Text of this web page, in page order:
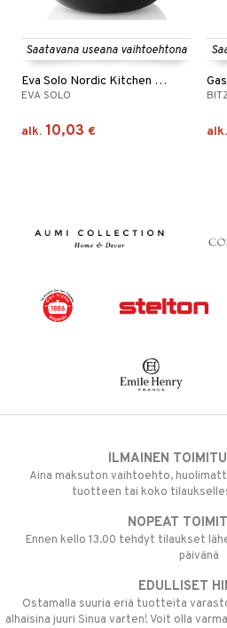
Saatavana useana vaihtoehtona
Eva Solo Nordic Kitchen Kulho
EVA SOLO
alk. 10,03 € alk.
ILMAINEN
Aina maksuton vaihtoehto,
tuotteen tai koko
NOPEAT
Ennen kello 13.00 tehdyt tilaukset
päivänä
EDULLISET
Ostamalla suuria eriä tuotteita
alhaisina juuri Sinua varten! Voit olla